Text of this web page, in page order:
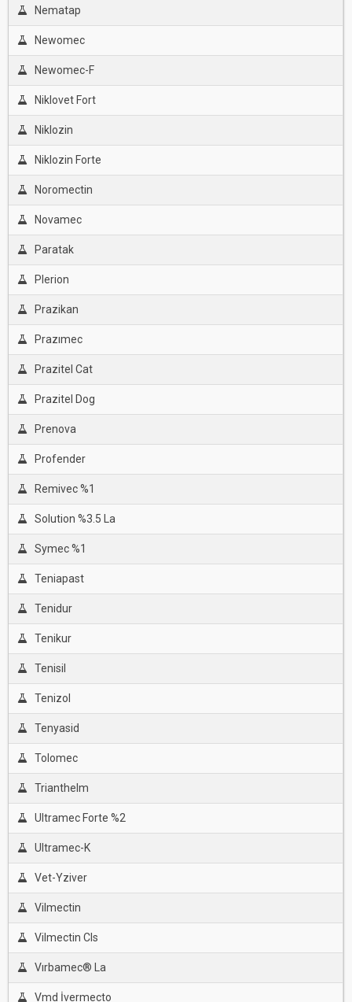
Nematap
Newomec
Newomec-F
Niklovet Fort
Niklozin
Niklozin Forte
Noromectin
Novamec
Paratak
Plerion
Prazikan
Prazımec
Prazitel Cat
Prazitel Dog
Prenova
Profender
Remivec %1
Solution %3.5 La
Symec %1
Teniapast
Tenidur
Tenikur
Tenisil
Tenizol
Tenyasid
Tolomec
Trianthelm
Ultramec Forte %2
Ultramec-K
Vet-Yziver
Vilmectin
Vilmectin Cls
Vırbamec® La
Vmd İvermecto